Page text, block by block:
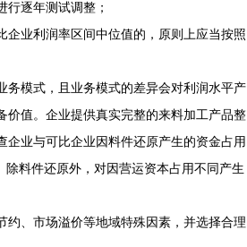
逐年测试调整；
业利润率区间中位值的，原则上应当按照
模式，且业务模式的差异会对利润水平产
价值。企业提供真实完整的来料加工产品整
业与可比企业因料件还原产生的资金占用
料件还原外，对因营运资本占用不同产生
、市场溢价等地域特殊因素，并选择合理